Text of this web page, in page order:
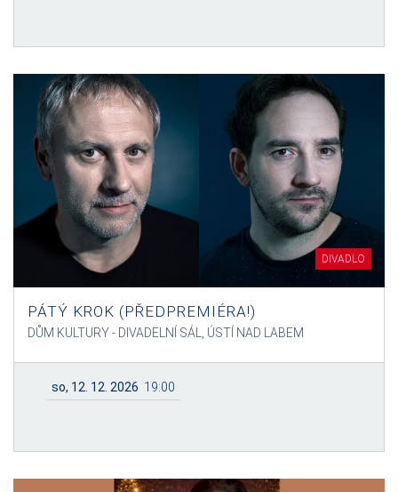
DIVADLO
PÁTÝ KROK (PŘEDPREMIÉRA!)
DŮM KULTURY - DIVADELNÍ SÁL, ÚSTÍ NAD LABEM
so, 12. 12. 2026 19:00